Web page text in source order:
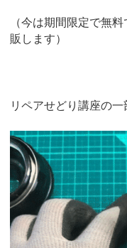
（今は期間限定で無
販します）
リペアせどり講座の一